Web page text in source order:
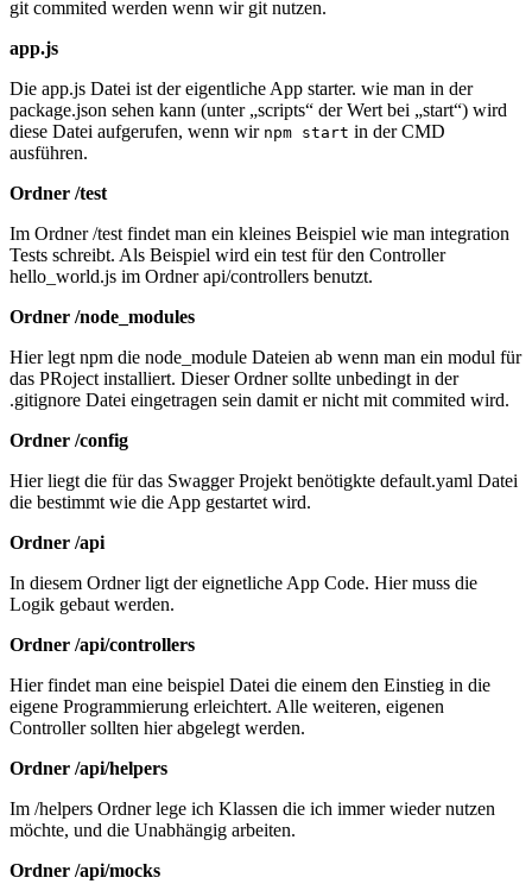
git commited werden wenn wir git nutzen.
app.js
Die app.js Datei ist der eigentliche App starter. wie man in der
package.json sehen kann (unter „scripts“ der Wert bei „start“) wird
diese Datei aufgerufen, wenn wir npm start in der CMD
ausführen.
Ordner /test
Im Ordner /test findet man ein kleines Beispiel wie man integration
Tests schreibt. Als Beispiel wird ein test für den Controller
hello_world.js im Ordner api/controllers benutzt.
Ordner /node_modules
Hier legt npm die node_module Dateien ab wenn man ein modul für
das PRoject installiert. Dieser Ordner sollte unbedingt in der
.gitignore Datei eingetragen sein damit er nicht mit commited wird.
Ordner /config
Hier liegt die für das Swagger Projekt benötigkte default.yaml Datei
die bestimmt wie die App gestartet wird.
Ordner /api
In diesem Ordner ligt der eignetliche App Code. Hier muss die
Logik gebaut werden.
Ordner /api/controllers
Hier findet man eine beispiel Datei die einem den Einstieg in die
eigene Programmierung erleichtert. Alle weiteren, eigenen
Controller sollten hier abgelegt werden.
Ordner /api/helpers
Im /helpers Ordner lege ich Klassen die ich immer wieder nutzen
möchte, und die Unabhängig arbeiten.
Ordner /api/mocks